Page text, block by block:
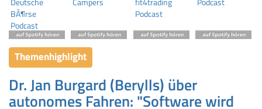
Themenhighlight
Dr. Jan Burgard (Berylls) über
autonomes Fahren: "Software wird